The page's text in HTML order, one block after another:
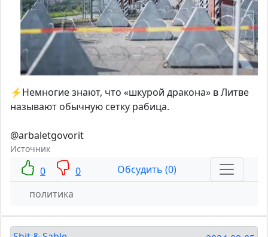
⚡️Немногие знают, что «шкурой дракона» в Литве
называют обычную сетку рабица.
@arbaletgovorit
Источник
0 0
Обсудить (0)
политика